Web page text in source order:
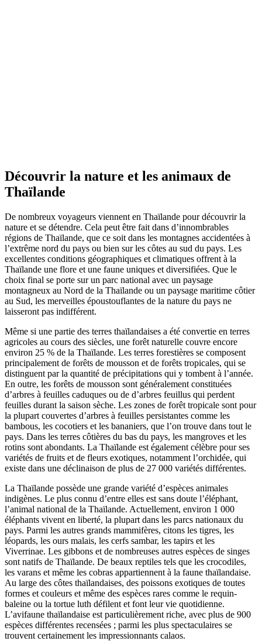
Découvrir la nature et les animaux de
Thaïlande
De nombreux voyageurs viennent en Thaïlande pour découvrir la
nature et se détendre. Cela peut être fait dans d’innombrables
régions de Thaïlande, que ce soit dans les montagnes accidentées à
l’extrême nord du pays ou bien sur les côtes au sud du pays. Les
excellentes conditions géographiques et climatiques offrent à la
Thaïlande une flore et une faune uniques et diversifiées. Que le
choix final se porte sur un parc national avec un paysage
montagneux au Nord de la Thaïlande ou un paysage maritime côtier
au Sud, les merveilles époustouflantes de la nature du pays ne
laisseront pas indifférent.
Même si une partie des terres thaïlandaises a été convertie en terres
agricoles au cours des siècles, une forêt naturelle couvre encore
environ 25 % de la Thaïlande. Les terres forestières se composent
principalement de forêts de mousson et de forêts tropicales, qui se
distinguent par la quantité de précipitations qui y tombent à l’année.
En outre, les forêts de mousson sont généralement constituées
d’arbres à feuilles caduques ou de d’arbres feuillus qui perdent
feuilles durant la saison sèche. Les zones de forêt tropicale sont pour
la plupart couvertes d’arbres à feuilles persistantes comme les
bambous, les cocotiers et les bananiers, que l’on trouve dans tout le
pays. Dans les terres côtières du bas du pays, les mangroves et les
rotins sont abondants. La Thaïlande est également célèbre pour ses
variétés de fruits et de fleurs exotiques, notamment l’orchidée, qui
existe dans une déclinaison de plus de 27 000 variétés différentes.
La Thaïlande possède une grande variété d’espèces animales
indigènes. Le plus connu d’entre elles est sans doute l’éléphant,
l’animal national de la Thaïlande. Actuellement, environ 1 000
éléphants vivent en liberté, la plupart dans les parcs nationaux du
pays. Parmi les autres grands mammifères, citons les tigres, les
léopards, les ours malais, les cerfs sambar, les tapirs et les
Viverrinae. Les gibbons et de nombreuses autres espèces de singes
sont natifs de Thaïlande. De beaux reptiles tels que les crocodiles,
les varans et même les cobras appartiennent à la faune thaïlandaise.
Au large des côtes thaïlandaises, des poissons exotiques de toutes
formes et couleurs et même des espèces rares comme le requin-
baleine ou la tortue luth défilent et font leur vie quotidienne.
L’avifaune thaïlandaise est particulièrement riche, avec plus de 900
espèces différentes recensées ; parmi les plus spectaculaires se
trouvent certainement les impressionnants calaos.